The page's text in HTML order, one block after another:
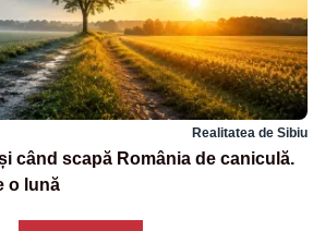
Realitatea de Sibiu
când scapă România de caniculă.
o lună